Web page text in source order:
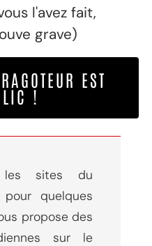
l'avez fait,
grave)
EST
!
les sites du
quelques
propose des
sur le